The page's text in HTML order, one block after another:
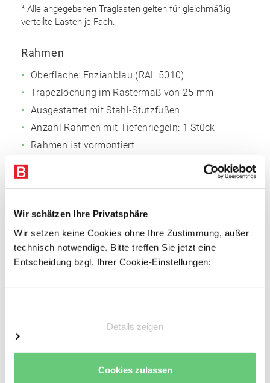
Wir schätzen Ihre Privatsphäre
Wir setzen keine Cookies ohne Ihre Zustimmung, außer
technisch notwendige. Bitte treffen Sie jetzt eine
Entscheidung bzgl. Ihrer Cookie-Einstellungen:
Details zeigen
Cookies zulassen
* Alle angegebenen Traglasten gelten für gleichmäßig
verteilte Lasten je Fach.
Rahmen
Oberfläche: Enzianblau (RAL 5010)
Trapezlochung im Rastermaß von 25 mm
Ausgestattet mit Stahl-Stützfüßen
Anzahl Rahmen mit Tiefenriegeln: 1 Stück
Rahmen ist vormontiert
Fachböden
Anzahl der Böden: 7 Stk.
Einlegeböden Span, 16 mm P4
Inkl. 2 Stufenbalken pro Boden, verzinkt
Sicherungsstifte
Keine zusätzliche Aussteifung notwendig
Fachbodenträger